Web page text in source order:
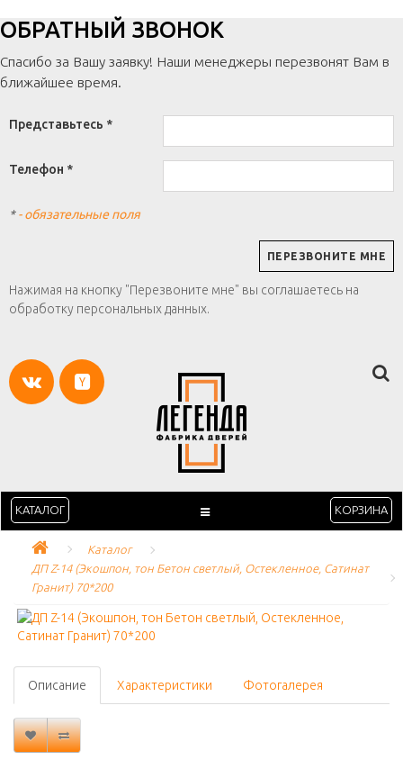
ОБРАТНЫЙ ЗВОНОК
Спасибо за Вашу заявку! Наши менеджеры перезвонят Вам в
ближайшее время.
Представьтесь *
Телефон *
*- обязательные поля
Нажимая на кнопку "Перезвоните мне" вы соглашаетесь на
обработку персональных данных.
КАТАЛОГ КОРЗИНА
Каталог
ДП Z-14 (Экошпон, тон Бетон светлый, Остекленное, Сатинат
Гранит) 70*200
Описание Характеристики Фотогалерея